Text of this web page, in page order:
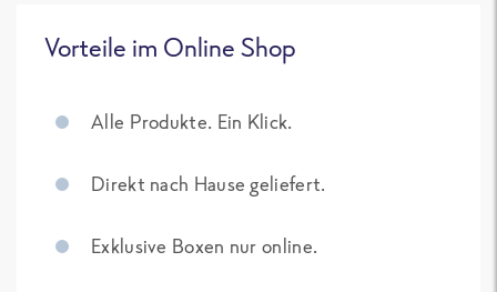
Vorteile im Online Shop
Alle Produkte. Ein Klick.
Direkt nach Hause geliefert.
Exklusive Boxen nur online.